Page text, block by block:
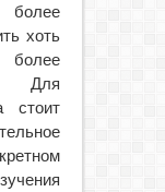
хоть
более
Для
стоит